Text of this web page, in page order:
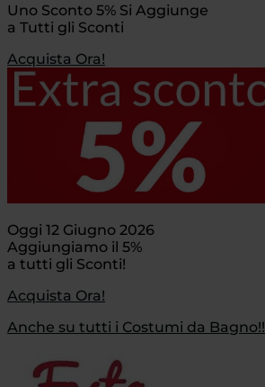
Uno Sconto 5% Si Aggiunge
a Tutti gli Sconti
Acquista Ora!
Oggi 12 Giugno 2026
Aggiungiamo il 5%
a tutti gli Sconti!
Acquista Ora!
Anche su tutti i Costumi da Bagno!!